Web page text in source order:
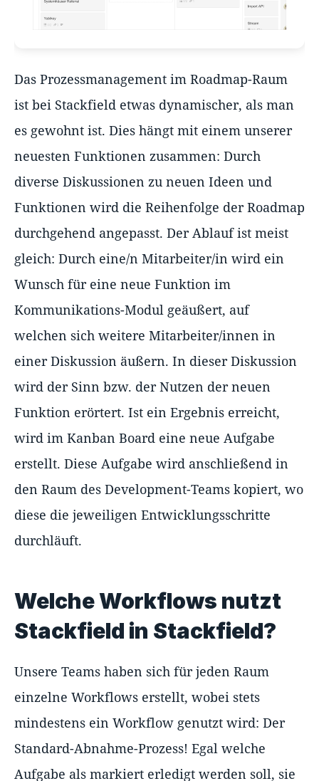
Das Prozessmanagement im Roadmap-Raum
ist bei Stackfield etwas dynamischer, als man
es gewohnt ist. Dies hängt mit einem unserer
neuesten Funktionen zusammen: Durch
diverse Diskussionen zu neuen Ideen und
Funktionen wird die Reihenfolge der Roadmap
durchgehend angepasst. Der Ablauf ist meist
gleich: Durch eine/n Mitarbeiter/in wird ein
Wunsch für eine neue Funktion im
Kommunikations-Modul geäußert, auf
welchen sich weitere Mitarbeiter/innen in
einer Diskussion äußern. In dieser Diskussion
wird der Sinn bzw. der Nutzen der neuen
Funktion erörtert. Ist ein Ergebnis erreicht,
wird im Kanban Board eine neue Aufgabe
erstellt. Diese Aufgabe wird anschließend in
den Raum des Development-Teams kopiert, wo
diese die jeweiligen Entwicklungsschritte
durchläuft.
Welche Workflows nutzt
Stackfield in Stackfield?
Unsere Teams haben sich für jeden Raum
einzelne Workflows erstellt, wobei stets
mindestens ein Workflow genutzt wird: Der
Standard-Abnahme-Prozess! Egal welche
Aufgabe als markiert erledigt werden soll, sie